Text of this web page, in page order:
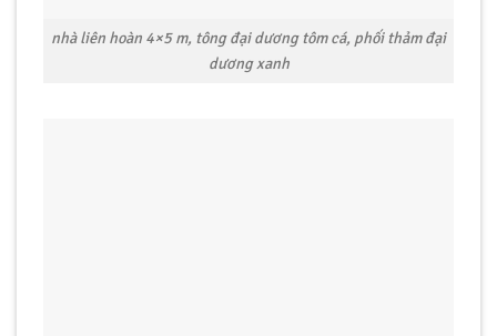
nhà liên hoàn 4×5 m, tông đại dương tôm cá, phối thảm đại
dương xanh